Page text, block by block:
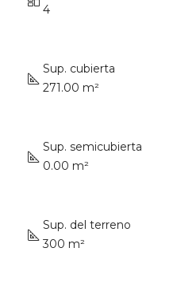
4
Sup. cubierta
271.00 m²
Sup. semicubierta
0.00 m²
Sup. del terreno
300 m²